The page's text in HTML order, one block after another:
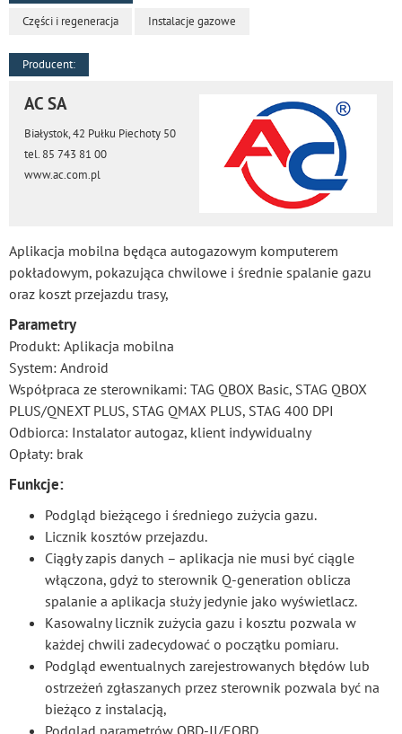
Części i regeneracja
Instalacje gazowe
Producent:
AC SA
Białystok, 42 Pułku Piechoty 50
tel. 85 743 81 00
www.ac.com.pl
Aplikacja mobilna będąca autogazowym komputerem
pokładowym, pokazująca chwilowe i średnie spalanie gazu
oraz koszt przejazdu trasy,
Parametry
Produkt: Aplikacja mobilna
System: Android
Współpraca ze sterownikami: TAG QBOX Basic, STAG QBOX
PLUS/QNEXT PLUS, STAG QMAX PLUS, STAG 400 DPI
Odbiorca: Instalator autogaz, klient indywidualny
Opłaty: brak
Funkcje:
Podgląd bieżącego i średniego zużycia gazu.
Licznik kosztów przejazdu.
Ciągły zapis danych – aplikacja nie musi być ciągle
włączona, gdyż to sterownik Q-generation oblicza
spalanie a aplikacja służy jedynie jako wyświetlacz.
Kasowalny licznik zużycia gazu i kosztu pozwala w
każdej chwili zadecydować o początku pomiaru.
Podgląd ewentualnych zarejestrowanych błędów lub
ostrzeżeń zgłaszanych przez sterownik pozwala być na
bieżąco z instalacją,
Podgląd parametrów OBD-II/EOBD.